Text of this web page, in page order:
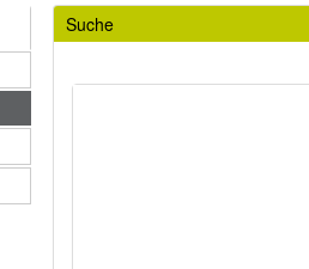
Suche